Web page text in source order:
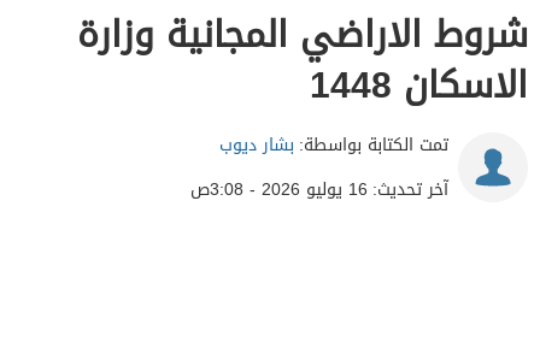
شروط الاراضي المجانية وزارة
الاسكان 1448
تمت الكتابة بواسطة: بشار ديوب
آخر تحديث: 16 يوليو 2026 - 3:08ص